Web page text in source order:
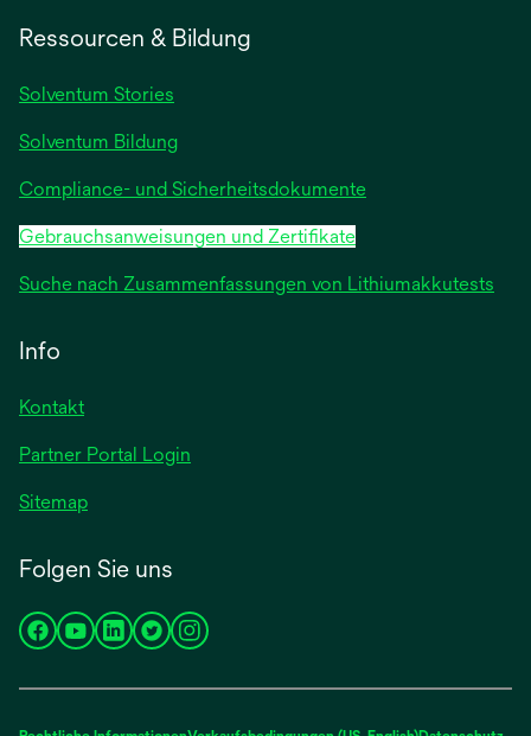
Registerkarte
Ressourcen & Bildung
Solventum Stories
Solventum Bildung
Compliance- und Sicherheitsdokumente
Gebrauchsanweisungen und Zertifikate
Suche nach Zusammenfassungen von Lithiumakkutests
Info
Kontakt
Partner Portal Login
Sitemap
Folgen Sie uns
wird
neuen
wird
neuen
wird
neuen
wird
neuen
wird
neuen